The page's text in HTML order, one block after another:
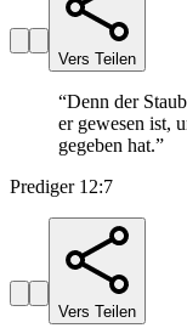
Vers Teilen
“Denn der
er gewesen ist,
gegeben hat.”
Prediger 12:7
Vers Teilen